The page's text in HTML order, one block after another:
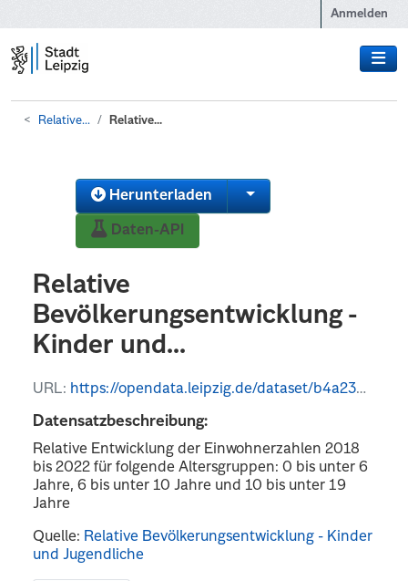
Anmelden
Relative... Relative...
Herunterladen
Daten-API
Relative
Bevölkerungsentwicklung -
Kinder und...
URL: https://opendata.leipzig.de/dataset/b4a230a8-a719-4698-82c1-7c17be66d8c8/resource/aabcbaa9-fea9-4bca-9008-4c188a5d8512/download/relativebevolkerungsentwicklung.csv
Datensatzbeschreibung:
Relative Entwicklung der Einwohnerzahlen 2018
bis 2022 für folgende Altersgruppen: 0 bis unter 6
Jahre, 6 bis unter 10 Jahre und 10 bis unter 19
Jahre
Quelle: Relative Bevölkerungsentwicklung - Kinder
und Jugendliche